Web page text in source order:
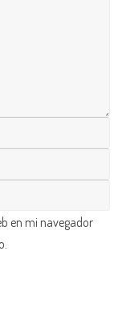
en mi navegador